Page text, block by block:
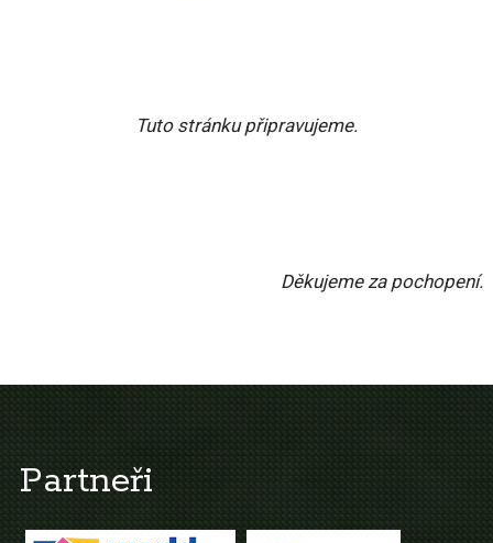
Tuto stránku připravujeme.
Děkujeme za pochopení.
Partneři